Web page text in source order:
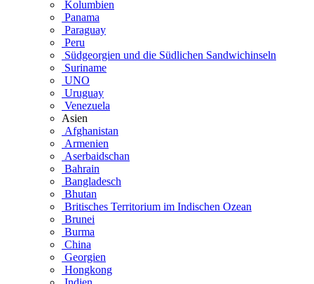
Kolumbien
Panama
Paraguay
Peru
Südgeorgien und die Südlichen Sandwichinseln
Suriname
UNO
Uruguay
Venezuela
Asien
Afghanistan
Armenien
Aserbaidschan
Bahrain
Bangladesch
Bhutan
Britisches Territorium im Indischen Ozean
Brunei
Burma
China
Georgien
Hongkong